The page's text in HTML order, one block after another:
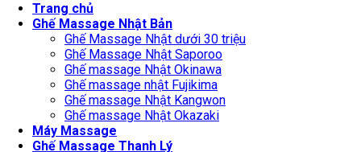
Trang chủ
Ghế Massage Nhật Bản
Ghế Massage Nhật dưới 30 triệu
Ghế Massage Nhật Saporoo
Ghế massage Nhật Okinawa
Ghế massage nhật Fujikima
Ghế massage Nhật Kangwon
Ghế massage Nhật Okazaki
Máy Massage
Ghế Massage Thanh Lý